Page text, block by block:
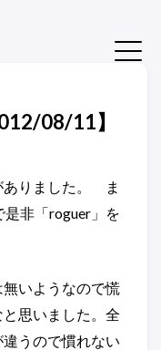
08/11】
ありました。 ま
非「roguer」を
いようなので慌
思いました。全
うので慣れない